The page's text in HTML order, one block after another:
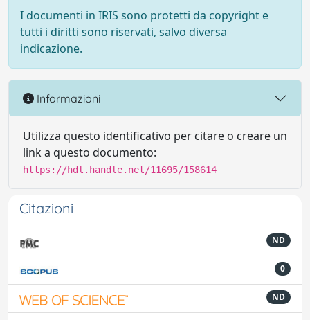
I documenti in IRIS sono protetti da copyright e
tutti i diritti sono riservati, salvo diversa
indicazione.
Informazioni
Utilizza questo identificativo per citare o creare un
link a questo documento:
https://hdl.handle.net/11695/158614
Citazioni
ND
0
ND